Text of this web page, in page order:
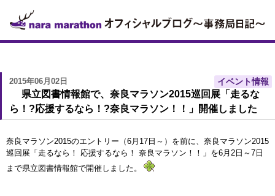
2015年06月02日 イベント情報
県立図書情報館で、奈良マラソン2015巡回展「走るな
ら！?応援するなら！?奈良マラソン！！」開催しました
奈良マラソン2015のエントリー（6月17日～）を前に、奈良マラソン2015
巡回展「走るなら！ 応援するなら！ 奈良マラソン！！」を6月2日～7日
まで県立図書情報館で開催しました。